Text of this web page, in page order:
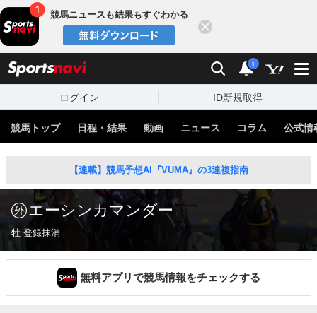
競馬ニュースも結果もすぐわかる
検索 通知
i
ログイン ID新規取得
競馬トップ 日程・結果 動画 ニュース コラム 公式情
【連載】競馬予想AI『VUMA』の3連複指南
エーシンカマンダー
牡 登録抹消
無料アプリで競馬情報をチェックする